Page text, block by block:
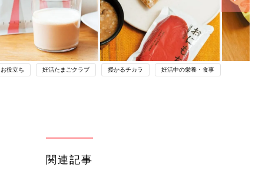
お役立ち 妊活たまごクラブ 授かるチカラ 妊活中の栄養・食事
関連記事